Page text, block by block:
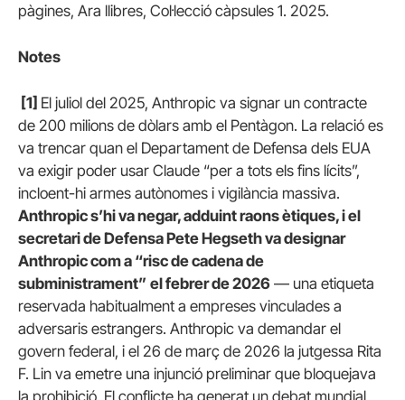
pàgines, Ara llibres, Col·lecció càpsules 1. 2025.
Notes
[1] El juliol del 2025, Anthropic va signar un contracte
de 200 milions de dòlars amb el Pentàgon. La relació es
va trencar quan el Departament de Defensa dels EUA
va exigir poder usar Claude “per a tots els fins lícits”,
incloent-hi armes autònomes i vigilància massiva.
Anthropic s’hi va negar, adduint raons ètiques, i el
secretari de Defensa Pete Hegseth va designar
Anthropic com a “risc de cadena de
subministrament” el febrer de 2026 — una etiqueta
reservada habitualment a empreses vinculades a
adversaris estrangers. Anthropic va demandar el
govern federal, i el 26 de març de 2026 la jutgessa Rita
F. Lin va emetre una injunció preliminar que bloquejava
la prohibició. El conflicte ha generat un debat mundial